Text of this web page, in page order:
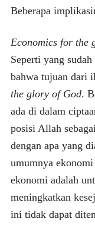
Beberapa
Economics for the
Seperti yang
bahwa tujuan dari
the glory of God.
ada di dalam
posisi Allah
dengan apa yang
umumnya
ekonomi adalah
meningkatkan
ini tidak dapat